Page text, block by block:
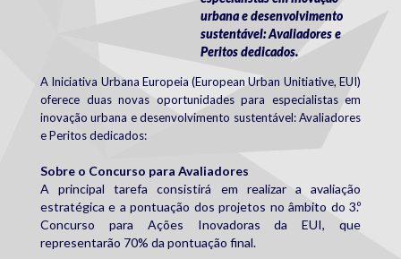
urbana e desenvolvimento
sustentável: Avaliadores e
Peritos dedicados.
A Iniciativa Urbana Europeia (European Urban Unitiative, EUI)
oferece duas novas oportunidades para especialistas em
inovação urbana e desenvolvimento sustentável: Avaliadores
e Peritos dedicados:
Sobre o Concurso para Avaliadores
A principal tarefa consistirá em realizar a avaliação
estratégica e a pontuação dos projetos no âmbito do 3.º
Concurso para Ações Inovadoras da EUI, que
representarão 70% da pontuação final.